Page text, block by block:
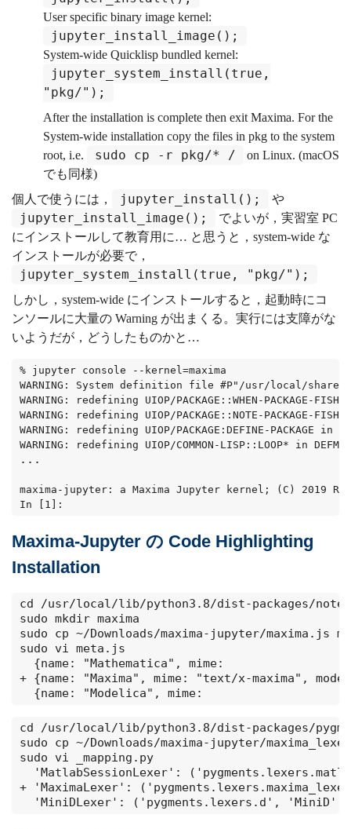
User specific binary image kernel:
jupyter_install_image();
System-wide Quicklisp bundled kernel:
jupyter_system_install(true,
"pkg/");
After the installation is complete then exit Maxima. For the
System-wide installation copy the files in pkg to the system
root, i.e.
sudo cp -r pkg/* /
on Linux. (macOS
でも同様)
個人で使うには，
jupyter_install(); や
jupyter_install_image();
でよいが，実習室 PC
にインストールして教育用に… と思うと，system-wide な
インストールが必要で，
jupyter_system_install(true, "pkg/");
しかし，system-wide にインストールすると，起動時にコ
ンソールに大量の Warning が出まくる。実行には支障がな
いようだが，どうしたものかと…
% jupyter console --kernel=maxima
WARNING: System definition file #P"/usr/local/
WARNING: redefining UIOP/PACKAGE::WHEN-PACKAGE-
WARNING: redefining UIOP/PACKAGE::NOTE-PACKAGE-
WARNING: redefining UIOP/PACKAGE:DEFINE-PACKAGE in
WARNING: redefining UIOP/COMMON-LISP::LOOP* in
...
maxima-jupyter: a Maxima Jupyter kernel; (C) 2019
In [1]:
Maxima-Jupyter の Code Highlighting
Installation
cd /usr/local/lib/python3.8/dist-packages/
sudo mkdir maxima
sudo cp ~/Downloads/maxima-jupyter/maxima.js
sudo vi meta.js
  {name: "Mathematica", mime:
+ {name: "Maxima", mime: "text/x-maxima",
  {name: "Modelica", mime:
cd /usr/local/lib/python3.8/dist-packages/
sudo cp ~/Downloads/maxima-jupyter/
sudo vi _mapping.py
'MatlabSessionLexer':
+ 'MaximaLexer':
  'MiniDLexer': ('pygments.lexers.d', 'MiniD',